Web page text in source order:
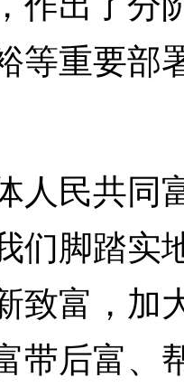
等重要部
民共同
们脚踏实
致富，加
带后富、